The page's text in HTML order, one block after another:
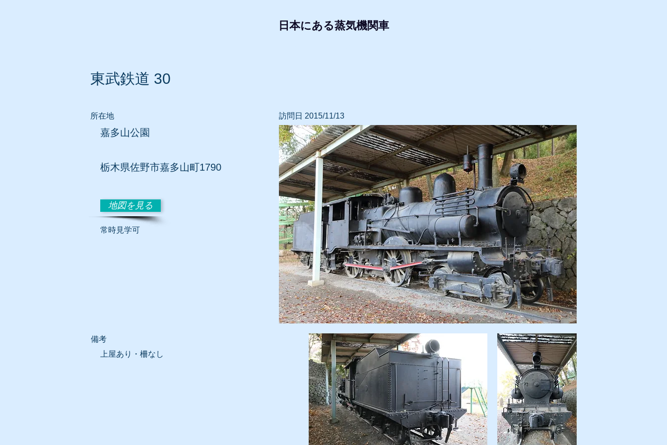
日本にある蒸気機関車
東武鉄道 30
所在地
嘉多山公園
​栃木県佐野市嘉多山町1790
地図を見る
常時見学可
訪問日 2015/11/13
​備考
上屋あり・柵なし